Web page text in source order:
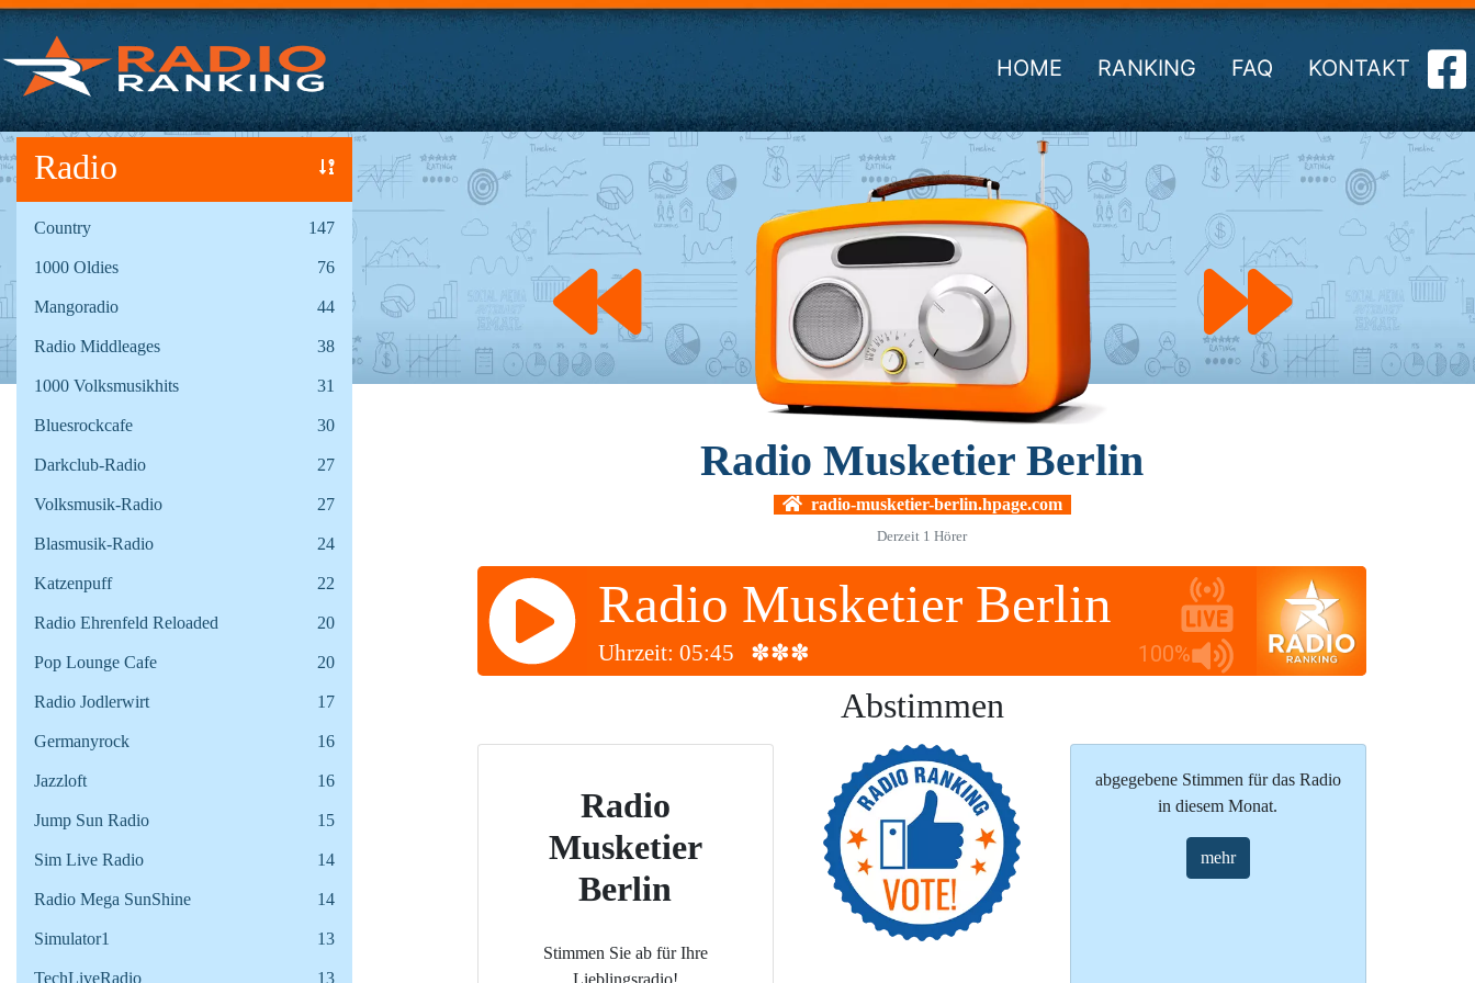
HOME RANKING FAQ KONTAKT
Radio
Country 147
1000 Oldies 76
Mangoradio 44
Radio Middleages 38
1000 Volksmusikhits 31
Bluesrockcafe 30
Darkclub-Radio 27
Volksmusik-Radio 27
Blasmusik-Radio 24
Katzenpuff 22
Radio Ehrenfeld Reloaded 20
Pop Lounge Cafe 20
Radio Jodlerwirt 17
Germanyrock 16
Jazzloft 16
Jump Sun Radio 15
Sim Live Radio 14
Radio Mega SunShine 14
Simulator1 13
TechLiveRadio 13
Radio Musketier Berlin
radio-musketier-berlin.hpage.com
Derzeit 1 Hörer
100%
Radio Musketier Berlin
Uhrzeit: 05:45 ✽✽✽
Abstimmen
Radio
Musketier
Berlin
Stimmen Sie ab für Ihre
Lieblingsradio!
abgegebene Stimmen für das Radio
in diesem Monat.
mehr